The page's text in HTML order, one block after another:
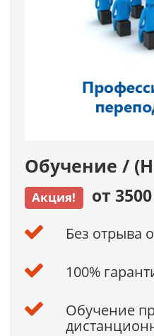
Обучение /
Акция! от
Без отрыва
100%
Обучение